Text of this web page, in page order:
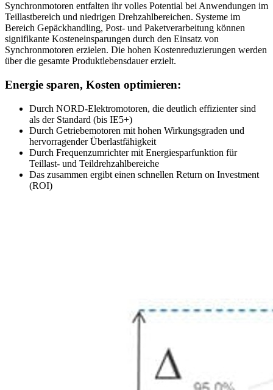
Synchronmotoren entfalten ihr volles Potential bei Anwendungen im
Teillastbereich und niedrigen Drehzahlbereichen. Systeme im
Bereich Gepäckhandling, Post- und Paketverarbeitung können
signifikante Kosteneinsparungen durch den Einsatz von
Synchronmotoren erzielen. Die hohen Kostenreduzierungen werden
über die gesamte Produktlebensdauer erzielt.
Energie sparen, Kosten optimieren:
Durch NORD-Elektromotoren, die deutlich effizienter sind
als der Standard (bis IE5+)
Durch Getriebemotoren mit hohen Wirkungsgraden und
hervorragender Überlastfähigkeit
Durch Frequenzumrichter mit Energiesparfunktion für
Teillast- und Teildrehzahlbereiche
Das zusammen ergibt einen schnellen Return on Investment
(ROI)